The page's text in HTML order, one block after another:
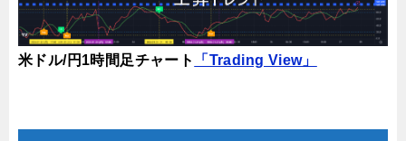
米ドル/円1時間足チャート 「Trading View」